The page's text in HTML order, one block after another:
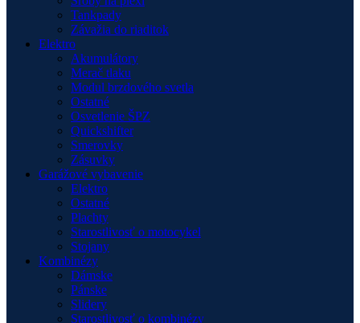
Tankpady
Závažia do riaditok
Elektro
Akumulátory
Merač tlaku
Modul brzdového svetla
Ostatné
Osvetlenie ŠPZ
Quickshifter
Smerovky
Zásuvky
Garážové vybavenie
Elektro
Ostatné
Plachty
Starostlivosť o motocykel
Stojany
Kombinézy
Dámske
Pánske
Slidery
Starostlivosť o kombinézy